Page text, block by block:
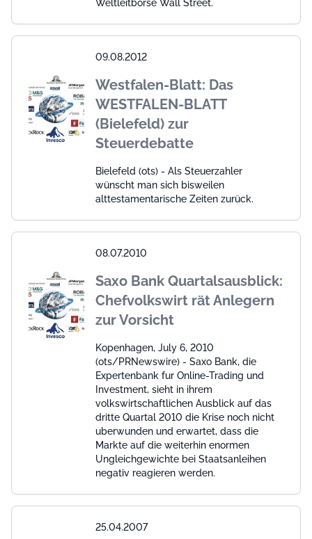
Weltleitbörse Wall Street.
09.08.2012
Westfalen-Blatt: Das
WESTFALEN-BLATT
(Bielefeld) zur
Steuerdebatte
Bielefeld (ots) - Als Steuerzahler
wünscht man sich bisweilen
alttestamentarische Zeiten zurück.
08.07.2010
Saxo Bank Quartalsausblick:
Chefvolkswirt rät Anlegern
zur Vorsicht
Kopenhagen, July 6, 2010
(ots/PRNewswire) - Saxo Bank, die
Expertenbank fur Online-Trading und
Investment, sieht in ihrem
volkswirtschaftlichen Ausblick auf das
dritte Quartal 2010 die Krise noch nicht
uberwunden und erwartet, dass die
Markte auf die weiterhin enormen
Ungleichgewichte bei Staatsanleihen
negativ reagieren werden.
25.04.2007